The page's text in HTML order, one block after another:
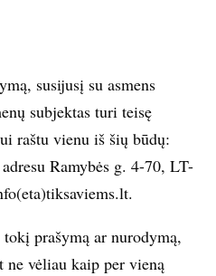
susijusį su asmens
subjektas turi teisę
raštu vienu iš šių būdų:
Ramybės g. 4-70, LT-
prašymą ar nurodymą,
ne vėliau kaip per vieną